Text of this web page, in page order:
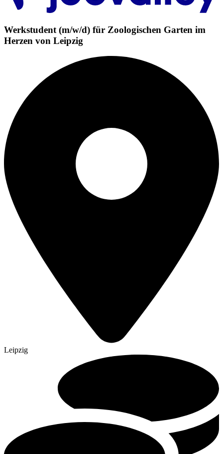
Werkstudent (m/w/d) für Zoologischen Garten im
Herzen von Leipzig
Leipzig